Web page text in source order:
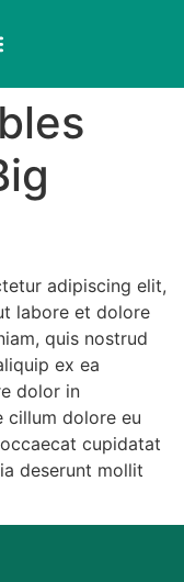
adipiscing elit,
labore et dolore
quis nostrud
ex ea
dolor in
cillum dolore eu
cupidatat
deserunt mollit